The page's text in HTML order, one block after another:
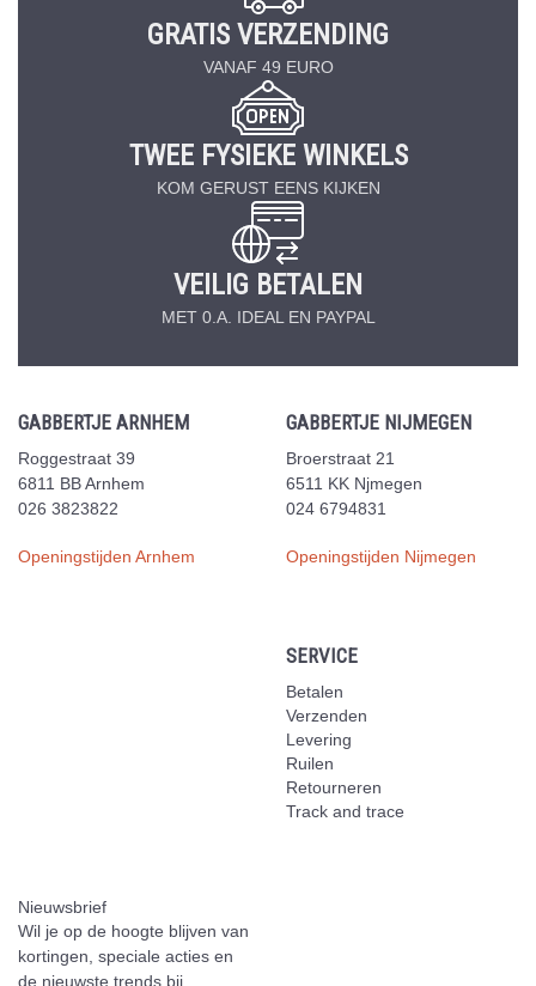
GRATIS VERZENDING
VANAF 49 EURO
TWEE FYSIEKE WINKELS
KOM GERUST EENS KIJKEN
VEILIG BETALEN
MET 0.A. IDEAL EN PAYPAL
GABBERTJE ARNHEM
Roggestraat 39
6811 BB Arnhem
026 3823822
Openingstijden Arnhem
GABBERTJE NIJMEGEN
Broerstraat 21
6511 KK Njmegen
024 6794831
Openingstijden Nijmegen
SERVICE
Betalen
Verzenden
Levering
Ruilen
Retourneren
Track and trace
Nieuwsbrief
Wil je op de hoogte blijven van
kortingen, speciale acties en
de nieuwste trends bij